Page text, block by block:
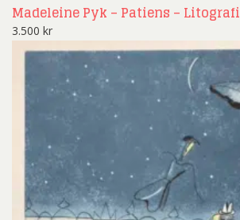
Madeleine Pyk – Patiens – Litografi
3.500 kr